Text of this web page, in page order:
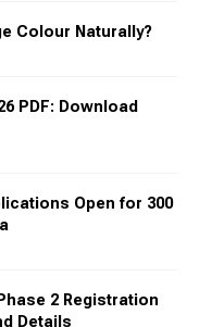
Colour Naturally?
PDF: Download
Open for 300
2 Registration
Details